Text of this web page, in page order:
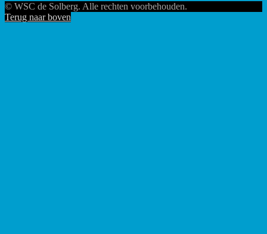
© WSC de Solberg. Alle rechten voorbehouden.
Terug naar boven